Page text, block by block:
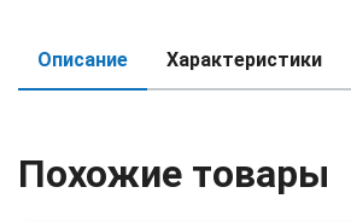
Описание Характеристики
Похожие товары